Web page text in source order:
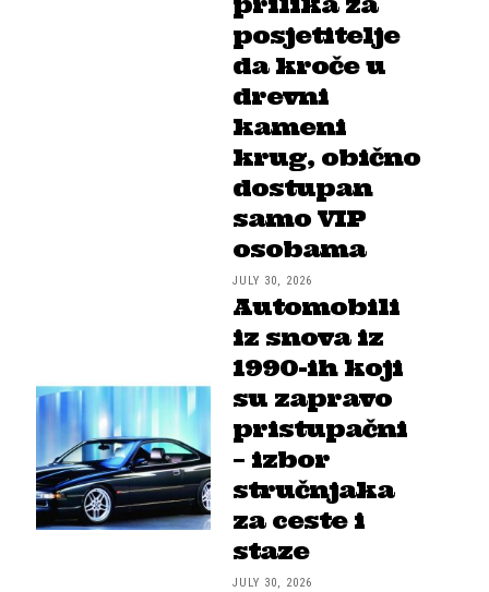
posjetitelje
da kroče u
drevni
kameni
krug, obično
dostupan
samo VIP
osobama
JULY 30, 2026
Automobili
iz snova iz
1990-ih koji
su zapravo
pristupačni
– izbor
stručnjaka
za ceste i
staze
JULY 30, 2026